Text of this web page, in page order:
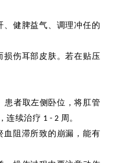
、健脾益气、调理冲任的
损伤耳部皮肤。若在贴压
患者取左侧卧位，将肛管
连续治疗 1 - 2 周。
血阻滞所致的崩漏，能有